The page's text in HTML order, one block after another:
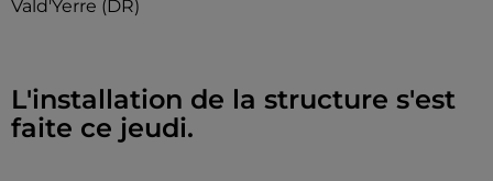
Vald'Yerre (DR)
L'installation de la structure s'est
faite ce jeudi.